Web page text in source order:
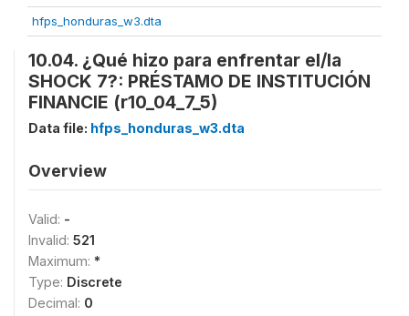
hfps_honduras_w3.dta
10.04. ¿Qué hizo para enfrentar el/la
SHOCK 7?: PRÉSTAMO DE INSTITUCIÓN
FINANCIE (r10_04_7_5)
Data file: hfps_honduras_w3.dta
Overview
Valid: -
Invalid: 521
Maximum: *
Type: Discrete
Decimal: 0